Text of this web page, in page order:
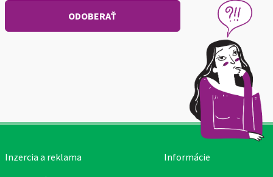
Inzercia a reklama
Informácie